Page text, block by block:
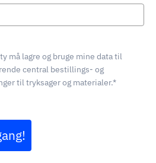
må lagre og bruge mine data til
central bestillings- og
til tryksager og materialer.*